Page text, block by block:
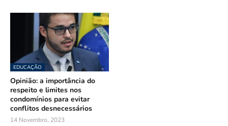
EDUCAÇÃO
Opinião: a importância do
respeito e limites nos
condomínios para evitar
conflitos desnecessários
14 Novembro, 2023